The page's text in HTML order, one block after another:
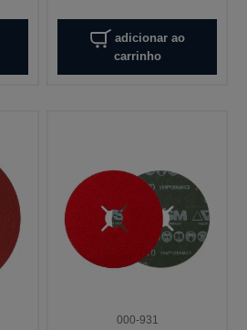
adicionar ao
carrinho
000-931